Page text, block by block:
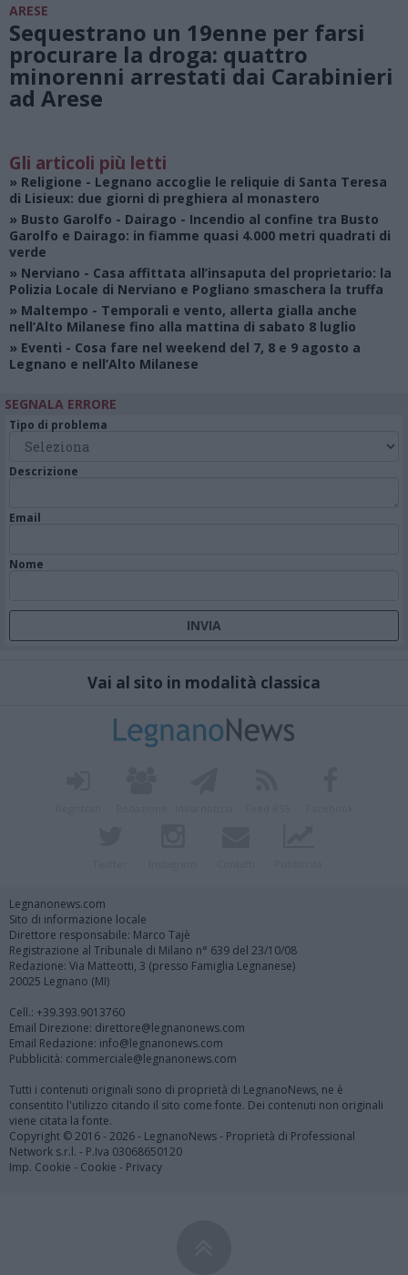
ARESE
Sequestrano un 19enne per farsi
procurare la droga: quattro
minorenni arrestati dai Carabinieri
ad Arese
Gli articoli più letti
» Religione - Legnano accoglie le reliquie di Santa Teresa
di Lisieux: due giorni di preghiera al monastero
» Busto Garolfo - Dairago - Incendio al confine tra Busto
Garolfo e Dairago: in fiamme quasi 4.000 metri quadrati di
verde
» Nerviano - Casa affittata all’insaputa del proprietario: la
Polizia Locale di Nerviano e Pogliano smaschera la truffa
» Maltempo - Temporali e vento, allerta gialla anche
nell’Alto Milanese fino alla mattina di sabato 8 luglio
» Eventi - Cosa fare nel weekend del 7, 8 e 9 agosto a
Legnano e nell’Alto Milanese
SEGNALA ERRORE
Tipo di problema
Descrizione
Email
Nome
Vai al sito in modalità classica
Legnanonews.com
Sito di informazione locale
Direttore responsabile: Marco Tajè
Registrazione al Tribunale di Milano n° 639 del 23/10/08
Redazione: Via Matteotti, 3 (presso Famiglia Legnanese)
20025 Legnano (MI)
Cell.: +39.393.9013760
Email Direzione: direttore@legnanonews.com
Email Redazione: info@legnanonews.com
Pubblicità: commerciale@legnanonews.com
Tutti i contenuti originali sono di proprietà di LegnanoNews, ne è
consentito l'utilizzo citando il sito come fonte. Dei contenuti non originali
viene citata la fonte.
Copyright © 2016 - 2026 - LegnanoNews - Proprietà di Professional
Network s.r.l. - P.Iva 03068650120
Imp. Cookie - Cookie - Privacy